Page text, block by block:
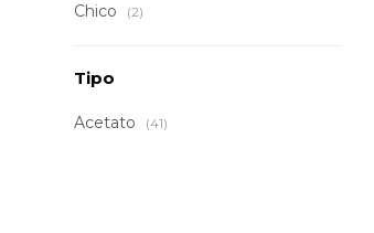
Chico (2)
Tipo
Acetato (41)